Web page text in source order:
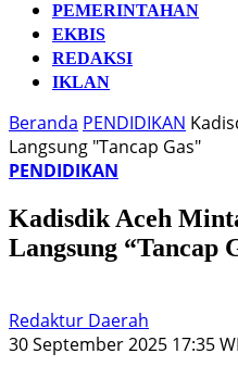
PEMERINTAHAN
EKBIS
REDAKSI
IKLAN
Beranda PENDIDIKAN
Langsung "Tancap Gas"
PENDIDIKAN
Kadisdik Aceh
Langsung “Tancap
Redaktur Daerah
30 September 2025 17:35